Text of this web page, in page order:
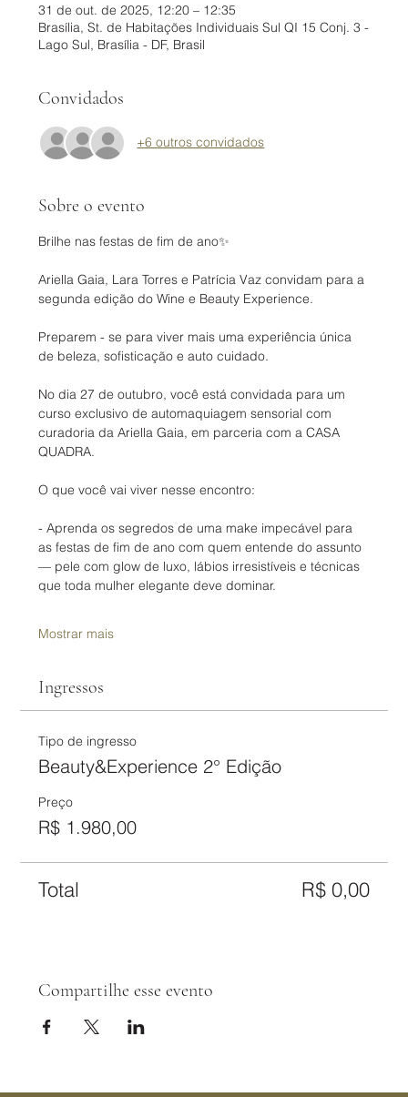
31 de out. de 2025, 12:20 – 12:35
Brasília, St. de Habitações Individuais Sul QI 15 Conj. 3 -
Lago Sul, Brasília - DF, Brasil
Convidados
+6 outros convidados
Sobre o evento
Brilhe nas festas de fim de ano✨
Ariella Gaia, Lara Torres e Patrícia Vaz convidam para a
segunda edição do Wine e Beauty Experience.
Preparem - se para viver mais uma experiência única
de beleza, sofisticação e auto cuidado.
No dia 27 de outubro, você está convidada para um
curso exclusivo de automaquiagem sensorial com
curadoria da Ariella Gaia, em parceria com a CASA
QUADRA.
O que você vai viver nesse encontro:
- Aprenda os segredos de uma make impecável para
as festas de fim de ano com quem entende do assunto
— pele com glow de luxo, lábios irresistíveis e técnicas
que toda mulher elegante deve dominar.
Mostrar mais
Ingressos
Tipo de ingresso
Beauty&Experience 2° Edição
Preço
R$ 1.980,00
Total R$ 0,00
Compartilhe esse evento